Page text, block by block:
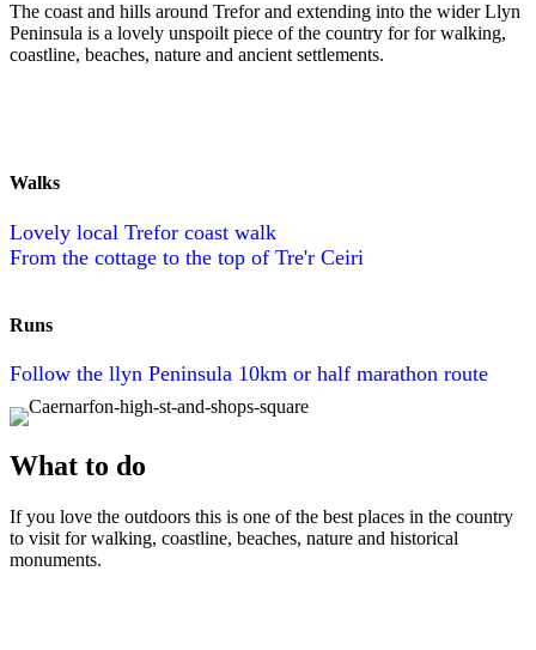
The coast and hills around Trefor and extending into the wider Llyn
Peninsula is a lovely unspoilt piece of the country for for walking,
coastline, beaches, nature and ancient settlements.
Walks
Lovely local Trefor coast walk
From the cottage to the top of Tre'r Ceiri
Runs
Follow the llyn Peninsula 10km or half marathon route
What to do
If you love the outdoors this is one of the best places in the country
to visit for walking, coastline, beaches, nature and historical
monuments.